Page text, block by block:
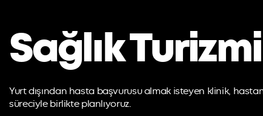
Sağlık
Yurt dışından hasta başvurusu almak isteyen klinik,
süreciyle birlikte planlıyoruz.